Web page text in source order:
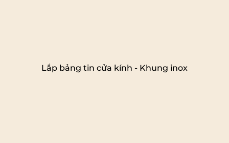
Lắp bảng tin cửa kính - Khung inox